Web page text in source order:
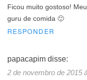
Ficou muito gostoso!
guru de comida 🙂
RESPONDER
papacapim disse:
2 de novembro de 2015